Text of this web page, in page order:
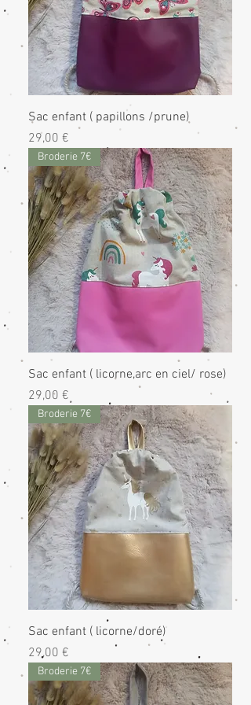
Sac enfant ( papillons /prune)
Prix
29,00 €
Broderie 7€
Sac enfant ( licorne,arc en ciel/ rose)
Prix
29,00 €
Broderie 7€
Sac enfant ( licorne/doré)
Prix
29,00 €
Broderie 7€